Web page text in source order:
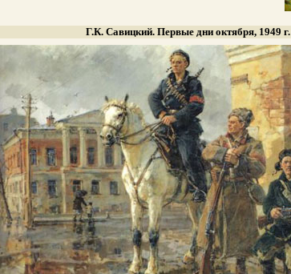
Г.К. Савицкий. Первые дни октября, 1949 г.